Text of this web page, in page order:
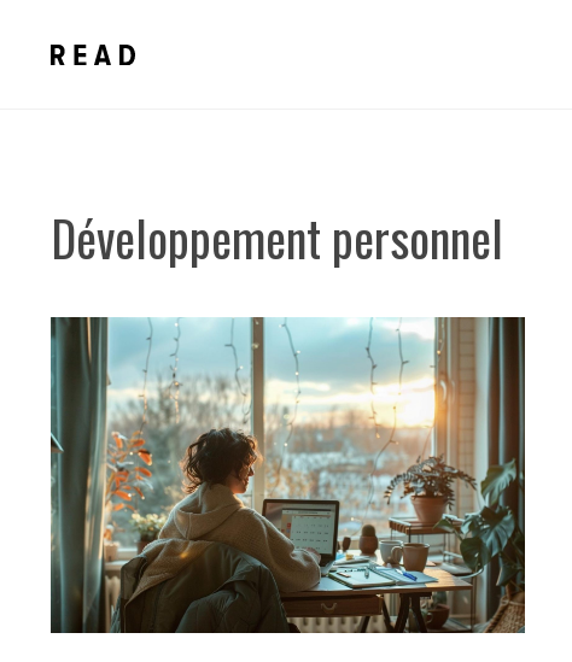
Développement personnel